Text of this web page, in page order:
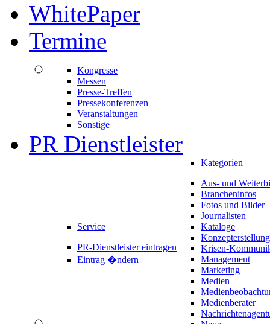
WhitePaper
Termine
Kongresse
Messen
Presse-Treffen
Pressekonferenzen
Veranstaltungen
Sonstige
PR Dienstleister
Service
PR-Dienstleister eintragen
Eintrag �ndern
Kategorien
Aus- und
Brancheninfos
Fotos und Bilder
Journalisten
Kataloge
Konzepterstellung
Krisen-
Management
Marketing
Medien
Medienberater